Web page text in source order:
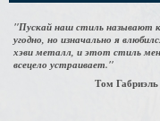
"Пускай наш стиль называют
угодно, но изначально я
хэви металл, и этот стиль
всецело устраивает."
Том